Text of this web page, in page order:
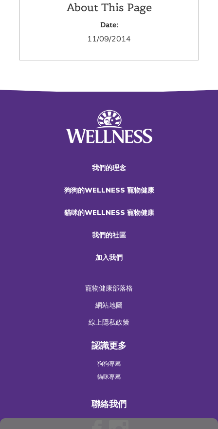
About This Page
Date:
11/09/2014
我們的理念
狗狗的WELLNESS 寵物健康
貓咪的WELLNESS 寵物健康
我們的社區
加入我們
寵物健康部落格
網站地圖
線上隱私政策
認識更多
狗狗專屬
貓咪專屬
聯絡我們